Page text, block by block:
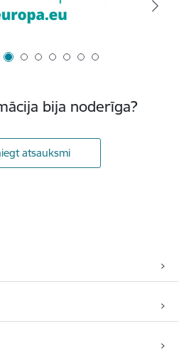
bija noderīga?
atsauksmi